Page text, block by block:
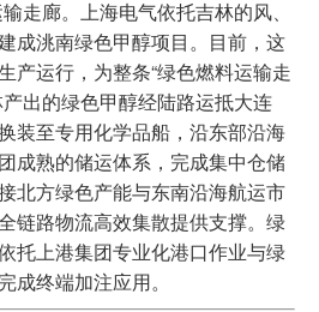
走廊。上海电气依托吉林的风、
成洮南绿色甲醇项目。目前，这
产运行，为整条“绿色燃料运输走
出的绿色甲醇经陆路运抵大连
装至专用化学品船，沿东部沿海
成熟的储运体系，完成集中仓储
北方绿色产能与东南沿海航运市
链路物流高效集散提供支撑。绿
托上港集团专业化港口作业与绿
成终端加注应用。